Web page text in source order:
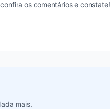
os comentários e constate!
mais.